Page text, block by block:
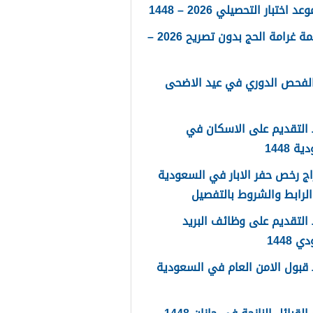
التحصيلي 2026 – 1448
كم قيمة غرامة الحج بدون تصريح 2026 –
الدوري في عيد الاضحى
على الاسكان في
1448
رخص حفر الابار في السعودية
على وظائف البريد
1448
الامن العام في السعودية